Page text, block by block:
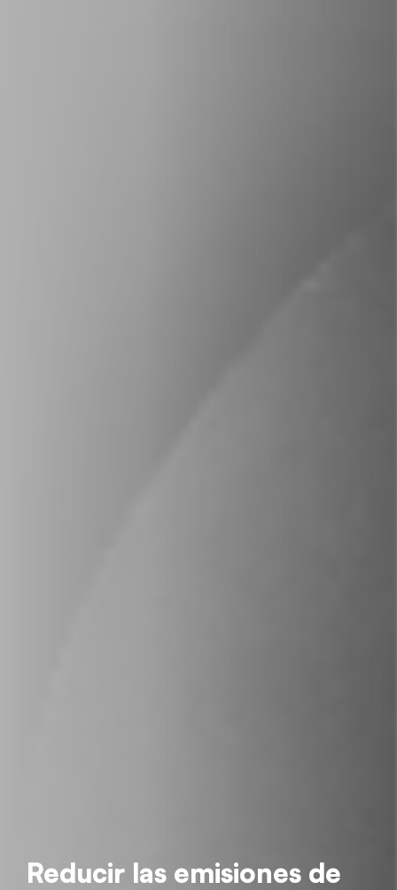
Reducir las emisiones de